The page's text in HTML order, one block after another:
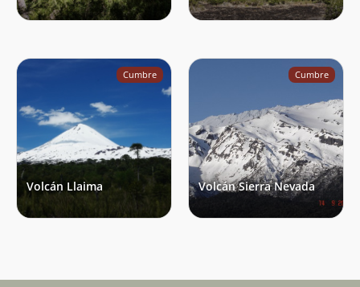
Cumbre
Volcán Llaima
Cumbre
Volcán Sierra Nevada